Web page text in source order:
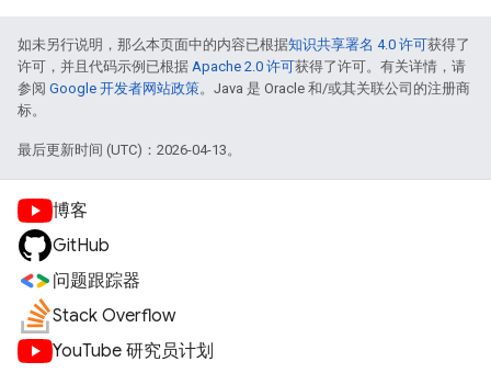
如未另行说明，那么本页面中的内容已根据知识共享署名 4.0 许可获得了
许可，并且代码示例已根据 Apache 2.0 许可获得了许可。有关详情，请
参阅 Google 开发者网站政策。Java 是 Oracle 和/或其关联公司的注册商
标。
最后更新时间 (UTC)：2026-04-13。
博客
GitHub
问题跟踪器
Stack Overflow
YouTube 研究员计划